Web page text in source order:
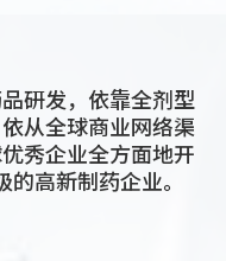
研发，依靠全剂型
从全球商业网络渠
秀企业全方面地开
高新制药企业。